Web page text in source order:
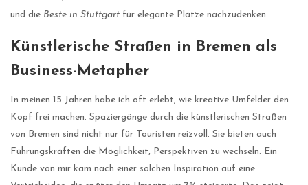
und die Beste in Stuttgart für elegante Plätze nachzudenken.
Künstlerische Straßen in Bremen als
Business-Metapher
In meinen 15 Jahren habe ich oft erlebt, wie kreative Umfelder den
Kopf frei machen. Spaziergänge durch die künstlerischen Straßen
von Bremen sind nicht nur für Touristen reizvoll. Sie bieten auch
Führungskräften die Möglichkeit, Perspektiven zu wechseln. Ein
Kunde von mir kam nach einer solchen Inspiration auf eine